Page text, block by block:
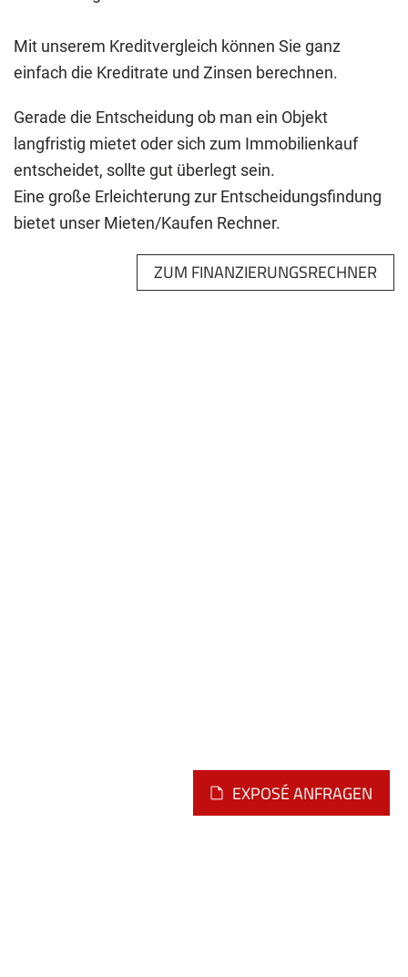
Mit unserem Kreditvergleich können Sie ganz
einfach die Kreditrate und Zinsen berechnen.
Gerade die Entscheidung ob man ein Objekt
langfristig mietet oder sich zum Immobilienkauf
entscheidet, sollte gut überlegt sein.
Eine große Erleichterung zur Entscheidungsfindung
bietet unser Mieten/Kaufen Rechner.
ZUM FINANZIERUNGSRECHNER
EXPOSÉ ANFRAGEN